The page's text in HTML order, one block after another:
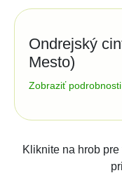
Bratislava -
Bratislava -
Bratislava -
Brekov
Bretka
Bukovec okr.
Bukovec okr.
Ondrejský
Mesto)
Správa cintorína:
Šafárikovo
Zobraziť
Kliknite na hrob